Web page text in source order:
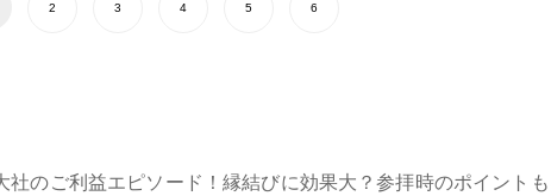
2 3 4 5 6
社のご利益エピソード！縁結びに効果大？参拝時のポイントも